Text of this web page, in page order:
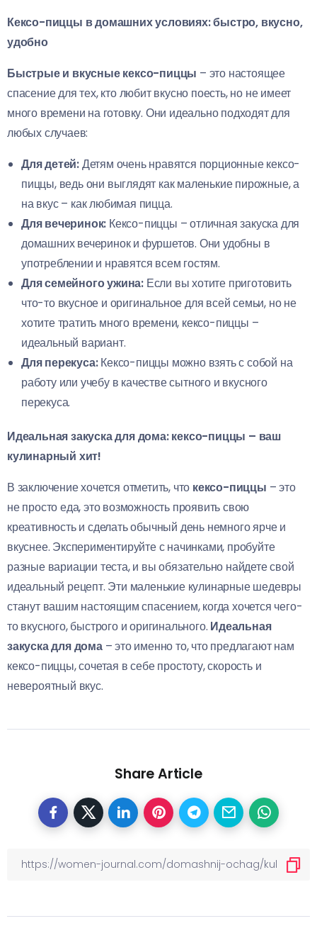
Кексо-пиццы в домашних условиях: быстро, вкусно,
удобно
Быстрые и вкусные кексо-пиццы – это настоящее
спасение для тех, кто любит вкусно поесть, но не имеет
много времени на готовку. Они идеально подходят для
любых случаев:
Для детей:Детям очень нравятся порционные кексо-
пиццы, ведь они выглядят как маленькие пирожные, а
на вкус – как любимая пицца.
Для вечеринок: Кексо-пиццы – отличная закуска для
домашних вечеринок и фуршетов. Они удобны в
употреблении и нравятся всем гостям.
Для семейного ужина: Если вы хотите приготовить
что-то вкусное и оригинальное для всей семьи, но не
хотите тратить много времени, кексо-пиццы –
идеальный вариант.
Для перекуса:Кексо-пиццы можно взять с собой на
работу или учебу в качестве сытного и вкусного
перекуса.
Идеальная закуска для дома: кексо-пиццы – ваш
кулинарный хит!
В заключение хочется отметить, что кексо-пиццы – это
не просто еда, это возможность проявить свою
креативность и сделать обычный день немного ярче и
вкуснее. Экспериментируйте с начинками, пробуйте
разные вариации теста, и вы обязательно найдете свой
идеальный рецепт. Эти маленькие кулинарные шедевры
станут вашим настоящим спасением, когда хочется чего-
то вкусного, быстрого и оригинального. Идеальная
закуска для дома– это именно то, что предлагают нам
кексо-пиццы, сочетая в себе простоту, скорость и
невероятный вкус.
Share Article